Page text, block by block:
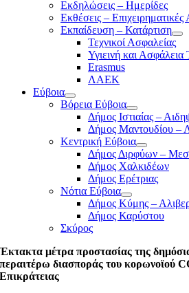
Εκδηλώσεις – Ημερίδες
Εκθέσεις –
Εκπαίδευση – Κατάρτιση
Τεχνικοί Ασφαλείας
Υγιεινή και
Erasmus
ΛΑΕΚ
Εύβοια
Βόρεια Εύβοια
Δήμος Ιστιαίας –
Δήμος Μαντουδίου –
Κεντρική Εύβοια
Δήμος Διρφύων –
Δήμος Χαλκιδέων
Δήμος Ερέτριας
Νότια Εύβοια
Δήμος Κύμης –
Δήμος Καρύστου
Σκύρος
Έκτακτα μέτρα προστασίας της
περαιτέρω διασποράς του κορωνοϊού
Επικράτειας